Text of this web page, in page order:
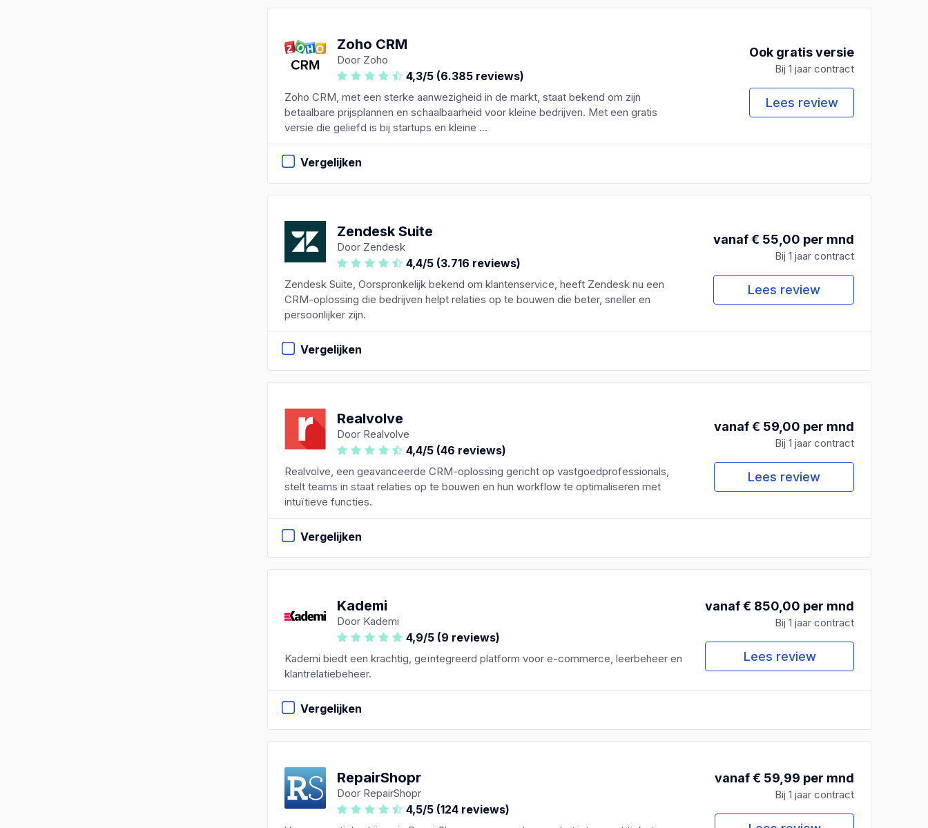
Zoho CRM
Door Zoho
4,3/5 (6.385 reviews)
Zoho CRM, met een sterke aanwezigheid in de markt, staat bekend om zijn
betaalbare prijsplannen en schaalbaarheid voor kleine bedrijven. Met een gratis
versie die geliefd is bij startups en kleine ...
Ook gratis versie
Bij 1 jaar contract
Lees review
Vergelijken
Zendesk Suite
Door Zendesk
4,4/5 (3.716 reviews)
Zendesk Suite, Oorspronkelijk bekend om klantenservice, heeft Zendesk nu een
CRM-oplossing die bedrijven helpt relaties op te bouwen die beter, sneller en
persoonlijker zijn.
vanaf € 55,00 per mnd
Bij 1 jaar contract
Lees review
Vergelijken
Realvolve
Door Realvolve
4,4/5 (46 reviews)
Realvolve, een geavanceerde CRM-oplossing gericht op vastgoedprofessionals,
stelt teams in staat relaties op te bouwen en hun workflow te optimaliseren met
intuïtieve functies.
vanaf € 59,00 per mnd
Bij 1 jaar contract
Lees review
Vergelijken
Kademi
Door Kademi
4,9/5 (9 reviews)
Kademi biedt een krachtig, geïntegreerd platform voor e-commerce, leerbeheer en
klantrelatiebeheer.
vanaf € 850,00 per mnd
Bij 1 jaar contract
Lees review
Vergelijken
RepairShopr
Door RepairShopr
4,5/5 (124 reviews)
vanaf € 59,99 per mnd
Bij 1 jaar contract